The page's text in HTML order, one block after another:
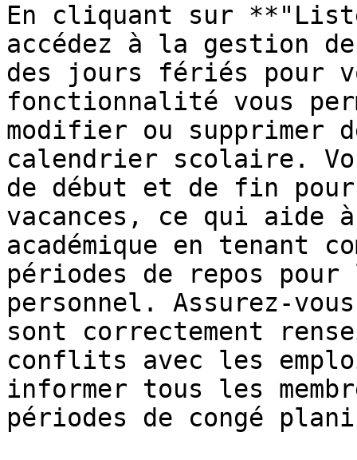
En cliquant sur
accédez à la gestion
des jours fériés pour
fonctionnalité vous
modifier ou supprimer
calendrier scolaire.
de début et de fin pour
vacances, ce qui aide
académique en tenant
périodes de repos
personnel. Assurez-
sont correctement
conflits avec les
informer tous les
périodes de congé